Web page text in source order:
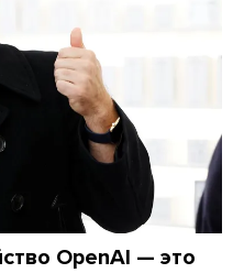
OpenAI — это